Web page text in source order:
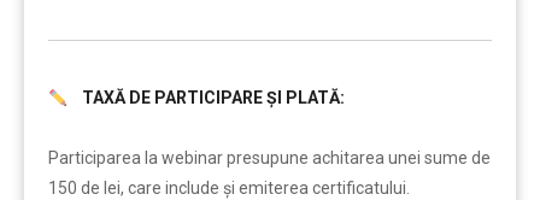
TAXĂ DE PARTICIPARE ȘI PLATĂ:
Participarea la webinar presupune achitarea unei sume de
150 de lei, care include şi emiterea certificatului.